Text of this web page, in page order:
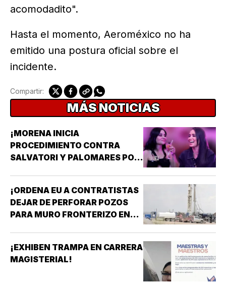
acomodadito".
Hasta el momento, Aeroméxico no ha
emitido una postura oficial sobre el
incidente.
Compartir:
MÁS NOTICIAS
¡MORENA INICIA
PROCEDIMIENTO CONTRA
SALVATORI Y PALOMARES POR
¡ORDENA EU A CONTRATISTAS
DEJAR DE PERFORAR POZOS
PARA MURO FRONTERIZO EN
¡EXHIBEN TRAMPA EN CARRERA
MAGISTERIAL!